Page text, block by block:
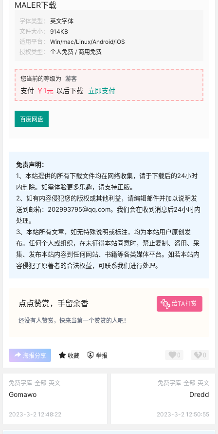
MALER下载
字体类型：
英文字体
文件大小：
914KB
适用平台：
Win/mac/Linux/Android/iOS
授权类型：
个人免费 / 商用免费
您当前的等级为 游客
支付 ￥1元 以后下载 立即支付
百度网盘
免责声明：
1、本站提供的所有下载文件均在网络收集，请于下载后的24小时
内删除。如需体验更多乐趣，请支持正版。
2、如有内容侵犯您的版权或其他利益，请编辑邮件并加以说明发
送到邮箱：202993795@qq.com。我们会在收到消息后24小时内
处理。
3、本站所有文章，如无特殊说明或标注，均为本站用户原创发
布。任何个人或组织，在未征得本站同意时，禁止复制、盗用、采
集、发布本站内容到任何网站、书籍等各类媒体平台。如若本站内
容侵犯了原著者的合法权益，可联系我们进行处理。
点点赞赏，手留余香 给TA打赏
还没有人赞赏，快来当第一个赞赏的人吧！
海报分享 收藏 举报 0 0
免费字库 全部 英文
Gomawo
2023-3-2 12:48:22
免费字库 全部 英文
Dredd
2023-3-2 12:50:55